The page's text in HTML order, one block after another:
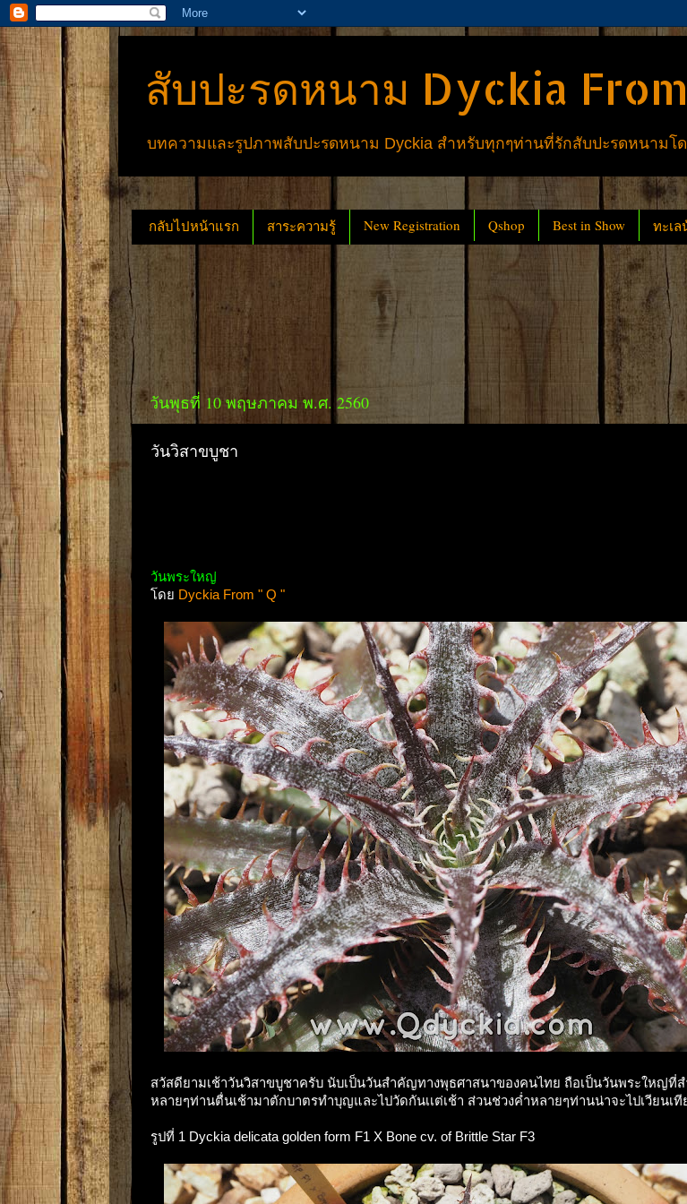
สับปะรดหนาม Dyckia
บทความและรูปภาพสับปะรดหนาม Dyckia สำหรับทุกๆท่านที่รักสับปะรดหนามโด
กลับไปหน้าแรก สาระความรู้ New Registration Qshop Best in Show ทะเ
วันพุธที่ 10 พฤษภาคม พ.ศ. 2560
วันวิสาขบูชา
วันพระใหญ่
โดย Dyckia From " Q "
สวัสดียามเช้าวันวิสาขบูชาครับ นับเป็นวันสำคัญทางพุธศาสนาของคนไทย ถือเป็นวันพระใหญ่ที่
หลายๆท่านตื่นเช้ามาตักบาตรทำบุญและไปวัดกันเเต่เช้า ส่วนช่วงค่ำหลายๆท่านน่าจะไปเวียนเ
รูปที่ 1 Dyckia delicata golden form F1 X Bone cv. of Brittle Star F3